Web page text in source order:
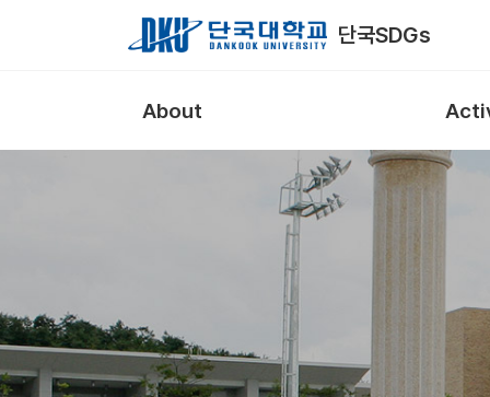
Skip to Main Content
단국SDGs
About